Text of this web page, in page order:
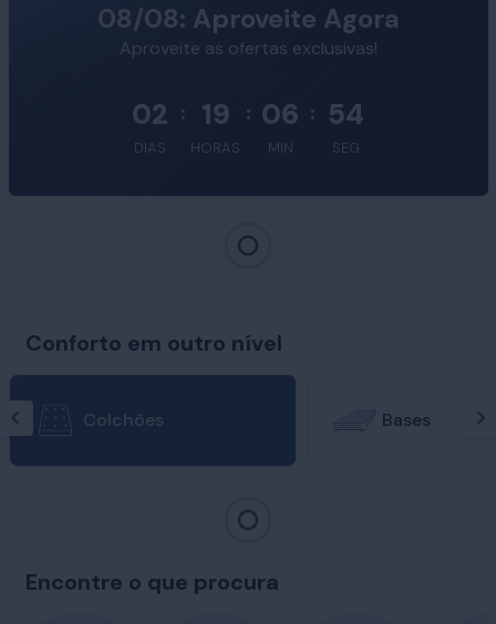
08/08: Aproveite Agora
Aproveite as ofertas exclusivas!
02
DIAS
: 19
HORAS
: 06
MIN
: 53
SEG
Conforto em outro nível
Colchões Bases
Encontre o que procura